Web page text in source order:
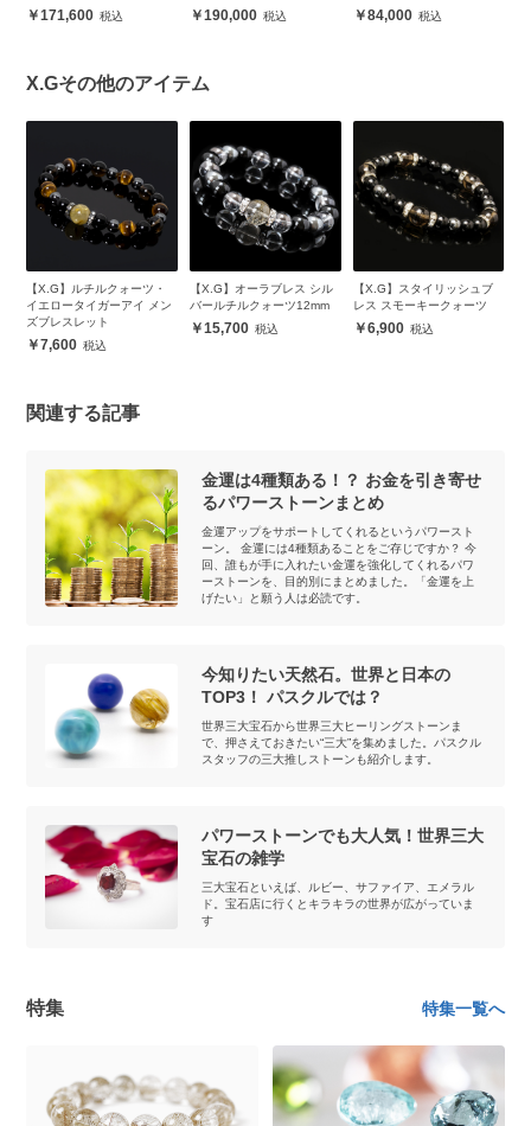
レスレット
171,600 190,000
ト 84,000
X.Gその他のアイテム
【X.G】ルチルクォーツ・
イエロータイガーアイ メン
ズブレスレット
7,600
【X.G】オーラブレス シル
バールチルクォーツ12mm
15,700
【X.G】スタイリッシュブ
レス スモーキークォーツ
6,900
関連する記事
金運は4種類ある！？ お金を引き寄せ
るパワーストーンまとめ
金運アップをサポートしてくれるというパワースト
ーン。 金運には4種類あることをご存じですか？ 今
回、誰もが手に入れたい金運を強化してくれるパワ
ーストーンを、目的別にまとめました。「金運を上
げたい」と願う人は必読です。
今知りたい天然石。世界と日本の
TOP3！ パスクルでは？
世界三大宝石から世界三大ヒーリングストーンま
で、押さえておきたい“三大”を集めました。パスクル
スタッフの三大推しストーンも紹介します。
パワーストーンでも大人気！世界三大
宝石の雑学
三大宝石といえば、ルビー、サファイア、エメラル
ド。宝石店に行くとキラキラの世界が広がっていま
す
特集 特集一覧へ